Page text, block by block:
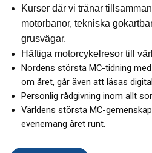
Kurser där vi tränar
motorbanor, tekniska
grusvägar.
Häftiga motorcykelresor till
Nordens största MC-tidning
om året, går även att läsas
Personlig rådgivning inom allt
Världens största MC-
evenemang året runt.